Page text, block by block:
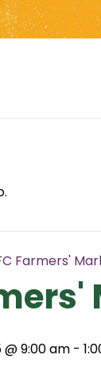
Farmers'
9:00 am -